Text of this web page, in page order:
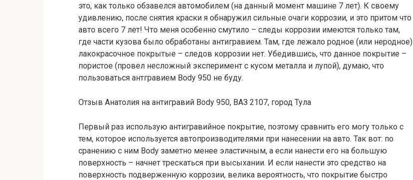
это, как только обзавелся автомобилем (на данный момент машине 7 лет). К своему
удивлению, после снятия краски я обнаружил сильные очаги коррозии, и это притом что
авто всего 7 лет! Что меня особенно смутило – следы коррозии имеются только там,
где части кузова было обработаны антигравием. Там, где лежало родное (или неродное)
лакокрасочное покрытые – следов коррозии нет. Убедившись, что данное покрытие –
пористое (провел несложный эксперимент с кусом металла и лупой), думаю, что
пользоваться антгравием Body 950 не буду.
Отзыв Анатолия на антигравий Body 950, ВАЗ 2107, город Тула
Первый раз использую антигравийное покрытие, поэтому сравнить его могу только с
тем, которое используется автопроизводителями при нанесении на авто. Так вот: по
сранению с ним Body заметно менее эластичным, а если нанести его на большую
поверхность – начнет трескаться при высыхании. И если нанести это средство на
поверхность подверженную коррозии, велика вероятность, что покрытие быстро